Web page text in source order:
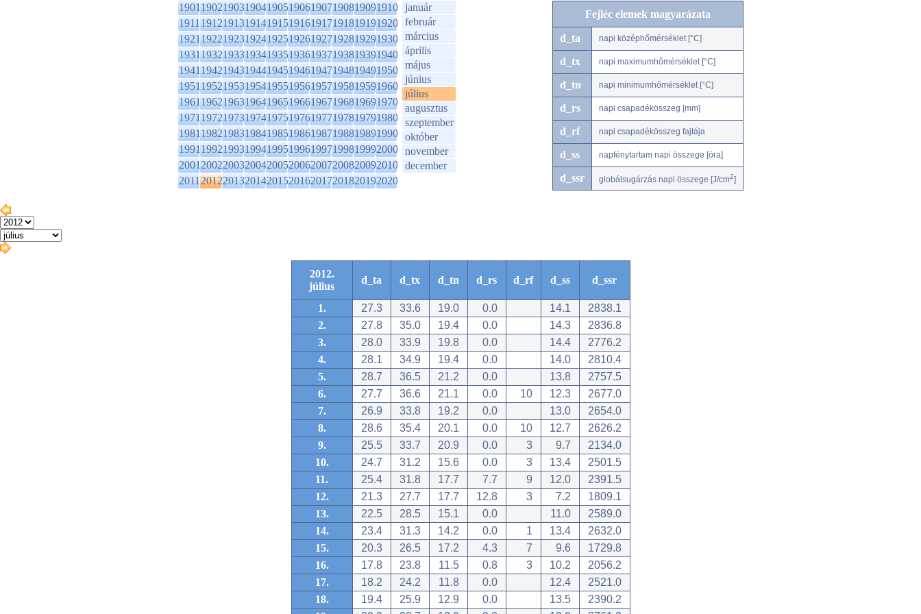
1901190219031904190519061907190819091910
1911191219131914191519161917191819191920
1921192219231924192519261927192819291930
1931193219331934193519361937193819391940
1941194219431944194519461947194819491950
1951195219531954195519561957195819591960
1961196219631964196519661967196819691970
1971197219731974197519761977197819791980
1981198219831984198519861987198819891990
1991199219931994199519961997199819992000
2001200220032004200520062007200820092010
2011201220132014201520162017201820192020
január
február
március
április
május
június
július
augusztus
szeptember
október
november
december
Fejléc elemek magyarázata
d_ta napi középhőmérséklet [°C]
d_tx napi maximumhőmérséklet [°C]
d_tn napi minimumhőmérséklet [°C]
d_rs napi csapadékösszeg [mm]
d_rf napi csapadékösszeg fajtája
d_ss napfénytartam napi összege [óra]
d_ssr globálsugárzás napi összege [J/cm2]
2012.
július
d_ta d_tx d_tn d_rs d_rf d_ss d_ssr
1. 27.3 33.6 19.0 0.0 14.1
2838.1
2.
27.8 35.0 19.4 0.0 14.3
2836.8
3.
28.0 33.9 19.8 0.0 14.4
2776.2
4.
28.1 34.9 19.4 0.0 14.0
2810.4
5.
28.7 36.5 21.2 0.0 13.8
2757.5
6.
27.7 36.6 21.1 0.0 10 12.3
2677.0
7.
26.9 33.8 19.2 0.0 13.0
2654.0
8.
28.6 35.4 20.1 0.0 10 12.7
2626.2
9.
25.5 33.7 20.9 0.0 3 9.7
2134.0
10.
24.7 31.2 15.6 0.0 3 13.4
2501.5
11.
25.4 31.8 17.7 7.7 9 12.0
2391.5
12.
21.3 27.7 17.7 12.8 3 7.2
1809.1
13.
22.5 28.5 15.1 0.0 11.0
2589.0
14.
23.4 31.3 14.2 0.0 1 13.4
2632.0
15.
20.3 26.5 17.2 4.3 7 9.6
1729.8
16.
17.8 23.8 11.5 0.8 3 10.2
2056.2
17.
18.2 24.2 11.8 0.0 12.4
2521.0
18.
19.4 25.9 12.9 0.0 13.5
2390.2